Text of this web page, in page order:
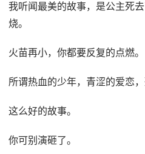
我听闻最美的故事，是公主死
烧。
火苗再小，你都要反复的点燃。
所谓热血的少年，青涩的爱恋，
这么好的故事。
你可别演砸了。